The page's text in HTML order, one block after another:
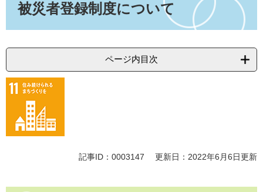
へ
被災者登録制度について
ページ内目次
記事ID：0003147 更新日：2022年6月6日更新